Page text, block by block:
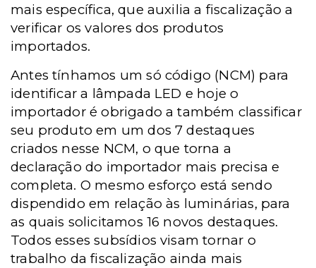
mais específica, que auxilia a fiscalização a
verificar os valores dos produtos
importados.
Antes tínhamos um só código (NCM) para
identificar a lâmpada LED e hoje o
importador é obrigado a também classificar
seu produto em um dos 7 destaques
criados nesse NCM, o que torna a
declaração do importador mais precisa e
completa. O mesmo esforço está sendo
dispendido em relação às luminárias, para
as quais solicitamos 16 novos destaques.
Todos esses subsídios visam tornar o
trabalho da fiscalização ainda mais